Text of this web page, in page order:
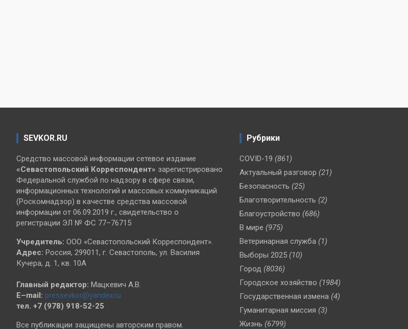
SEVKOR.RU
Средство массовой информации сетевое издание
«Севастопольский Корреспондент» зарегистрировано
Федеральной службой по надзору в сфере связи,
информационных технологий и массовых коммуникаций
(Роскомнадзор) в качестве средства массовой
информации от 06.09.2019 г., свидетельство о
регистрации ЭЛ № ФС 77–76715
Учредитель: ООО «Севастопольский Корреспондент».
Адрес: Россия, 299011, г. Севастополь, ул. Василия
Кучера, д. 1, кв. 10А
Главный редактор: Мацкевич А.В.
E–mail: pressevkor@yandex.ru
тел. +7 (978) 918-52-25
Все публикации защищены авторским правом.
Рубрики
COVID-19 (861)
Актуальный разговор (21)
Безопасность (25)
Благотворительность (2)
Благоустройство (686)
В мире (975)
Ветеринарная служба (1)
Выборы 2025 (10)
Город (8036)
Городское хозяйство (1984)
Государственная измена (4)
Гуманитарная миссия (3)
Жизнь (6799)